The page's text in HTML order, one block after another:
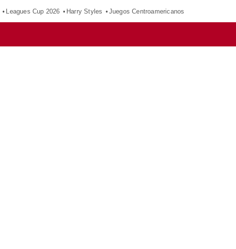
Leagues Cup 2026 Harry Styles Juegos Centroamericanos